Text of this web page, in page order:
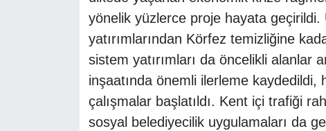
yönelik yüzlerce proje hayata geçirildi.
yatırımlarından Körfez temizliğine
sistem yatırımları da öncelikli alanlar
inşaatında önemli ilerleme kaydedildi,
çalışmalar başlatıldı. Kent içi trafiği
sosyal belediyecilik uygulamaları da